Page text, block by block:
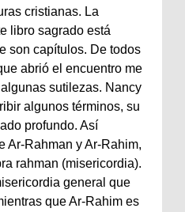
cristianas. La
libro sagrado está
son capítulos. De todos
abrió el encuentro me
sutilezas. Nancy
algunos términos, su
profundo. Así
Ar-Rahman y Ar-Rahim,
rahman (misericordia).
general que
que Ar-Rahim es